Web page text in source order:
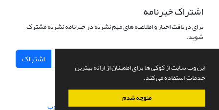
این وب سایت از کوکی ها برای اطمینان از ارائه بهترین
خدمات استفاده می کند.
متوجه شدم
اشتراک خبرنامه
برای دریافت اخبار و اطلاعیه های مهم نشریه در خبرنامه نشریه مشترک
شوید.
اشتراک
سامانه مدیریت نشریات علمی.طراحی و پیاده سازی از سیناوب